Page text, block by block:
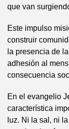
que van
Este impulso
construir
la presencia de
adhesión al
consecuencia
En el evangelio
característica
luz. Ni la sal, ni